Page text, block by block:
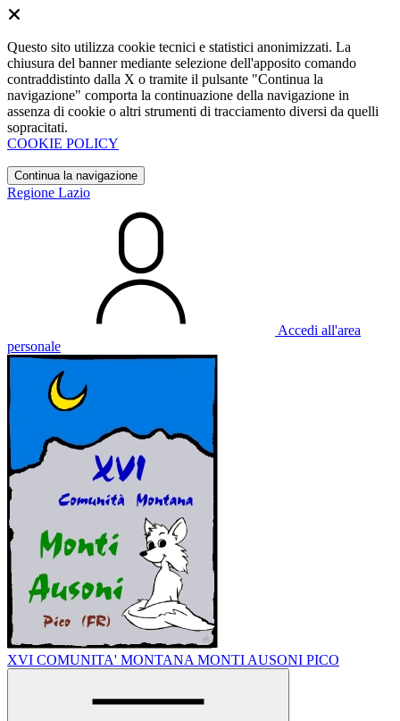
Questo sito utilizza cookie tecnici e statistici anonimizzati. La
chiusura del banner mediante selezione dell'apposito comando
contraddistinto dalla X o tramite il pulsante "Continua la
navigazione" comporta la continuazione della navigazione in
assenza di cookie o altri strumenti di tracciamento diversi da quelli
sopracitati.
COOKIE POLICY
Continua la navigazione
Regione Lazio
Accedi all'area
personale
XVI COMUNITA' MONTANA MONTI AUSONI PICO